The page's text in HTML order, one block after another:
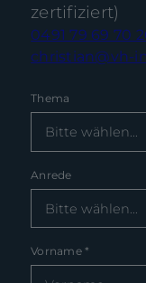
zertifiziert)
0491 79 69 70
christian@vh-
Thema
Anrede
Vorname*